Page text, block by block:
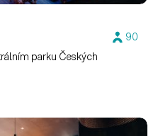
90
parku Českých